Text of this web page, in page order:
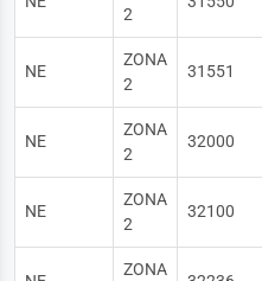
2
NE
ZONA
2
31551
NE
ZONA
2
32000
NE
ZONA
2
32100
ZONA